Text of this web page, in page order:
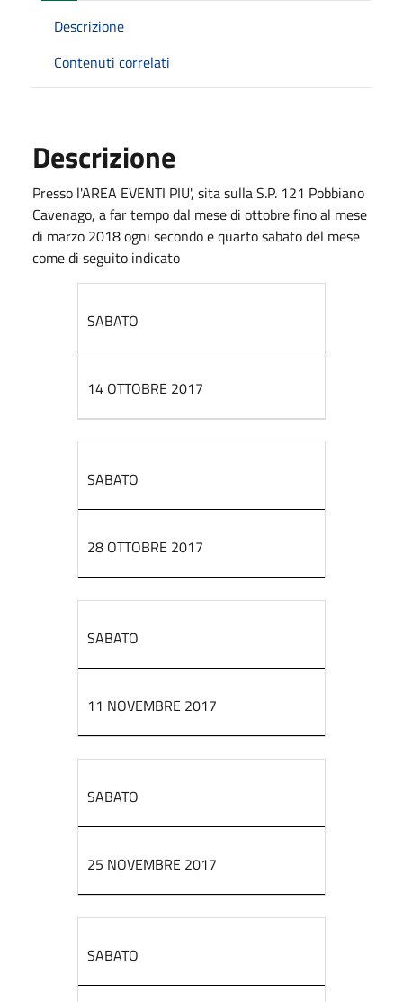
Descrizione
Contenuti correlati
Descrizione
Presso l'AREA EVENTI PIU', sita sulla S.P. 121 Pobbiano
Cavenago, a far tempo dal mese di ottobre fino al mese
di marzo 2018 ogni secondo e quarto sabato del mese
come di seguito indicato
SABATO
14 OTTOBRE 2017
SABATO
28 OTTOBRE 2017
SABATO
11 NOVEMBRE 2017
SABATO
25 NOVEMBRE 2017
SABATO